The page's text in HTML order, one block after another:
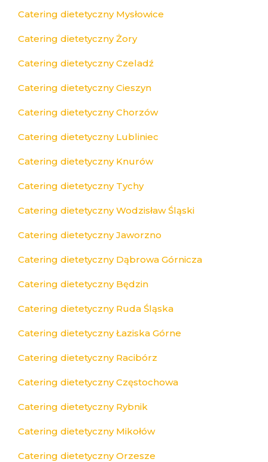
Catering dietetyczny Mysłowice
Catering dietetyczny Żory
Catering dietetyczny Czeladź
Catering dietetyczny Cieszyn
Catering dietetyczny Chorzów
Catering dietetyczny Lubliniec
Catering dietetyczny Knurów
Catering dietetyczny Tychy
Catering dietetyczny Wodzisław Śląski
Catering dietetyczny Jaworzno
Catering dietetyczny Dąbrowa Górnicza
Catering dietetyczny Będzin
Catering dietetyczny Ruda Śląska
Catering dietetyczny Łaziska Górne
Catering dietetyczny Racibórz
Catering dietetyczny Częstochowa
Catering dietetyczny Rybnik
Catering dietetyczny Mikołów
Catering dietetyczny Orzesze